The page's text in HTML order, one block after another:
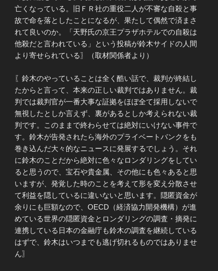
亡くなっている。旧ＦＲ社の重役二人が不審な自殺と事
故で命を落としたことになるが、果たして偶然で済まさ
れて良いのか。「天野氏の京王プラザホテルでの自殺は
他殺だと言われている」という投稿が鈴木サイドの人間
より寄せられている〗（取材関係者より）
〖鈴木のやっていることは全く酷い話で、裁判が終結し
たからと言って、本来の正しい裁判ではありません。裁
判では裁判官が一番大事な証拠をほぼ全て採用しないで
無視したとしか言えず、裏があるとしか考えられない裁
判です。このままで終わらせては絶対にいけない事件で
す。鈴木が告発されたら海外のプライベートバンクをも
巻き込んだ大々的なニュースに発展するでしょう。それ
に鈴木のことだから絶対に色々なロンダリングをしてい
ると思うので、宝石や貴金属、その他にも色々あると思
いますが、発覚した時のことを考えて形を変え分散させ
て利益を隠しているに違いないと思います。隠匿資金が
余りにも巨額なので、OECD（経済協力開発機構）が進
めている世界の隠匿資金とロンダリングの調査・摘発に
連携している日本の金融庁も鈴木の調査を継続している
はずで、鈴木はいつまでも逃げ切れるものではありませ
ん〗